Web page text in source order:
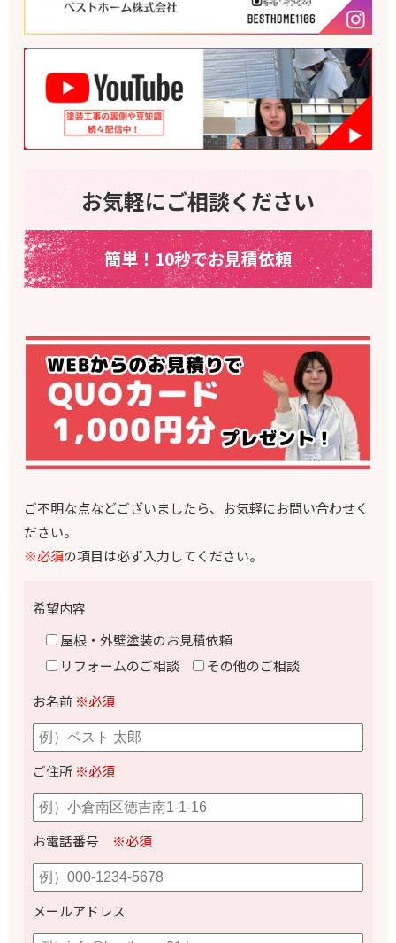
お気軽にご相談ください
簡単！10秒でお見積依頼
ご不明な点などございましたら、お気軽にお問い合わせく
ださい。
※必須の項目は必ず入力してください。
希望内容
屋根・外壁塗装のお見積依頼
リフォームのご相談
その他のご相談
お名前 ※必須
ご住所 ※必須
お電話番号 ※必須
メールアドレス